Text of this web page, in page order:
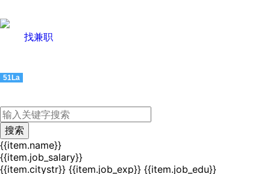
找兼职
51La
{{item.name}}
{{item.job_salary}}
{{item.citystr}} {{item.job_exp}} {{item.job_edu}}